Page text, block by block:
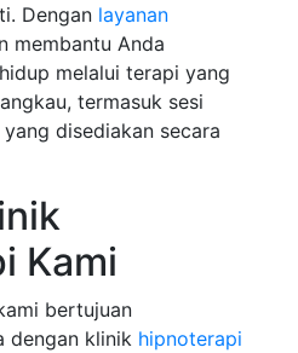
Dengan layanan
membantu Anda
melalui terapi yang
termasuk sesi
disediakan secara
Kami
bertujuan
dengan klinik hipnoterapi